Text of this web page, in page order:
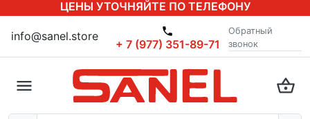
ЦЕНЫ УТОЧНЯЙТЕ ПО ТЕЛЕФОНУ
info@sanel.store
+ 7 (977) 351-89-71
Обратный
звонок